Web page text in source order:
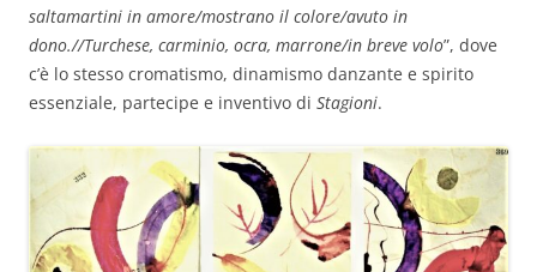
saltamartini in amore/mostrano il colore/avuto in
dono.//Turchese, carminio, ocra, marrone/in breve volo”, dove
c’è lo stesso cromatismo, dinamismo danzante e spirito
essenziale, partecipe e inventivo di Stagioni.